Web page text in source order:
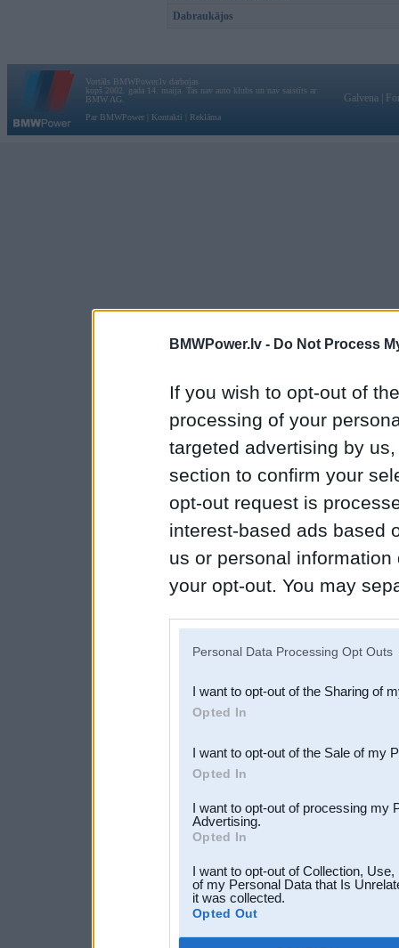
BMWPower.lv - Do Not Process
If you wish to opt-out of
processing of your
targeted advertising by
section to confirm your
opt-out request is
interest-based ads based
us or personal
your opt-out. You may
Downstream Participants
third parties.
Personal Data Processing Opt Outs
I want to opt-out of the Sharing of
Opted In
I want to opt-out of the Sale of my
Opted In
I want to opt-out of processing my
Advertising.
Opted In
I want to opt-out of Collection,
of my Personal Data that Is
it was collected.
Opted Out
Dabraukājos
Vortāls BMWPower.lv darbojas
kopš 2002. gada 14. maija. Tas nav auto klubs un nav saistīts ar
BMW AG.
Par BMWPower
Kontakti Reklāma
Galvena